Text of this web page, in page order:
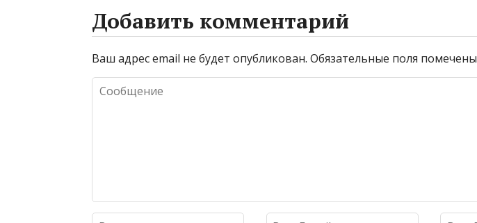
Добавить комментарий
Ваш адрес email не будет опубликован. Обязательные поля помечены